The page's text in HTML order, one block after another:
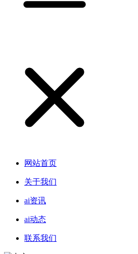
网站首页
关于我们
ai资讯
ai动态
联系我们